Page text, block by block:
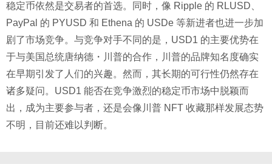
稳定币依然是交易者的首选。同时，像 Ripple 的 RLUSD、
PayPal 的 PYUSD 和 Ethena 的 USDe 等新进者也进一步加
剧了市场竞争。与竞争对手不同的是，USD1 的主要优势在
于与美国总统唐纳德・川普的合作，川普的品牌知名度确实
在早期引发了人们的兴趣。然而，其长期的可行性仍然存在
诸多疑问。USD1 能否在竞争激烈的稳定币市场中脱颖而
出，成为主要参与者，还是会像川普 NFT 收藏那样发展态势
不明，目前还难以判断。